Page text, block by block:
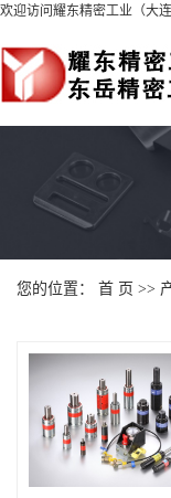
欢迎访问耀东精密工业（大
您的位置： 首 页 >>